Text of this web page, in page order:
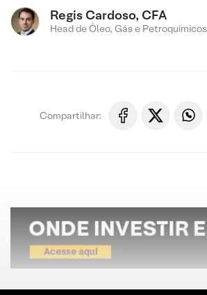
Regis Cardoso, CFA
Head de Óleo, Gás e Petroquímicos
Compartilhar: